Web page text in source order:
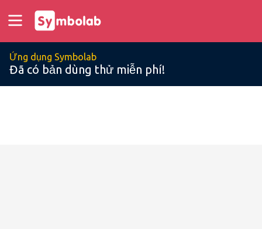
Ứng dụng Symbolab
Đã có bản dùng thử miễn phí!